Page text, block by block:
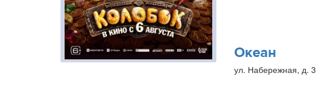
Океан
ул. Набережная, д. 3